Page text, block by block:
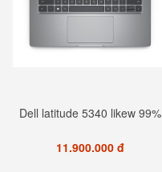
Dell latitude 5340 likew 99%
11.900.000 đ